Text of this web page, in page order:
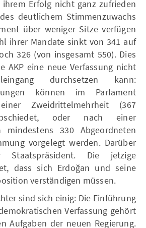
Erfolg nicht ganz zufrieden
deutlichem Stimmenzuwachs
über weniger Sitze verfügen
ihrer Mandate sinkt von 341 auf
326 (von insgesamt 550). Dies
AKP eine neue Verfassung nicht
durchsetzen kann:
können im Parlament
Zweidrittelmehrheit (367
oder nach einer
mindestens 330 Abgeordneten
vorgelegt werden. Darüber
Staatspräsident. Die jetzige
dass sich Erdoğan und seine
verständigen müssen.
sind sich einig: Die Einführung
Verfassung gehört
Aufgaben der neuen Regierung.